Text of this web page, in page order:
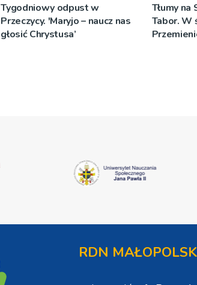
Tygodniowy odpust w
Przeczycy. 'Maryjo – naucz nas
głosić Chrystusa’
Tłumy na
Tabor. W
RDN